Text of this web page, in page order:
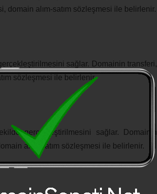
domain alım-satım sözleşmesi ile belirlenir.
sağlar. Domainin transferi,
sözleşmesi ile belirlenir.
gerçekleştirilmesini sağlar. Domainin
alım-satım sözleşmesi ile belirlenir.